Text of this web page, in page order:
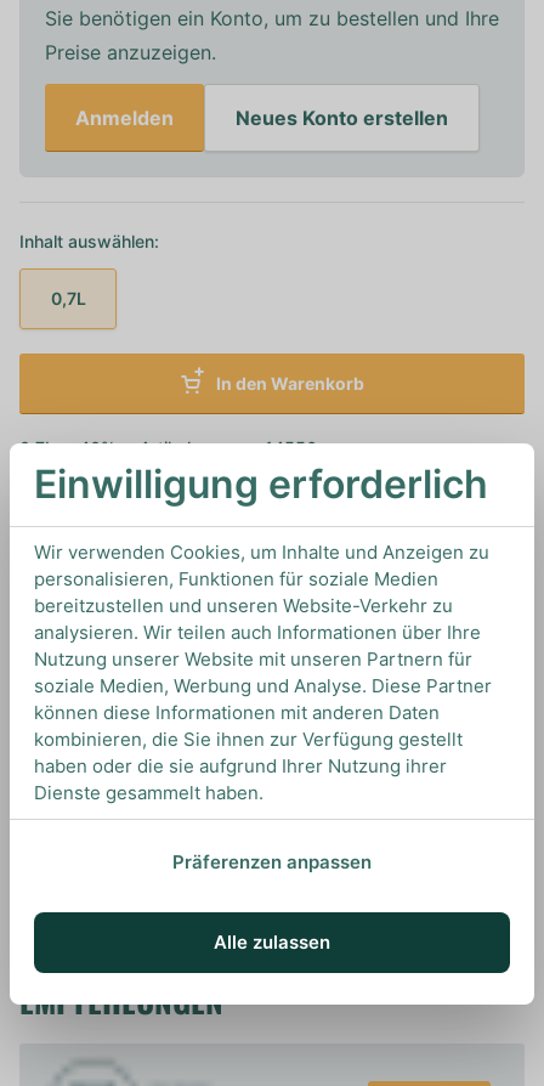
Sie benötigen ein Konto, um zu bestellen und Ihre
Preise anzuzeigen.
Anmelden Neues Konto erstellen
Inhalt auswählen:
0,7L
In den Warenkorb
0,7L 40%
Artikelnummer: 14556
Irish Whiskey vonTullamore DewausIrland
TIPS & TRICKS
HOW TO DRINK
Wir empfehlen diesen Whiskey on the rocks oder
als Highball mit Ginger Ale und einer Spalte
Limette oder für Cocktails wie den Whiskey Sour.
DRINKS MIT TULLAMORE DEW? UNSERE
EMPFEHLUNGEN
Einwilligung erforderlich
Wir verwenden Cookies, um Inhalte und Anzeigen zu
personalisieren, Funktionen für soziale Medien
bereitzustellen und unseren Website-Verkehr zu
analysieren. Wir teilen auch Informationen über Ihre
Nutzung unserer Website mit unseren Partnern für
soziale Medien, Werbung und Analyse. Diese Partner
können diese Informationen mit anderen Daten
kombinieren, die Sie ihnen zur Verfügung gestellt
haben oder die sie aufgrund Ihrer Nutzung ihrer
Dienste gesammelt haben.
Präferenzen anpassen
Alle zulassen